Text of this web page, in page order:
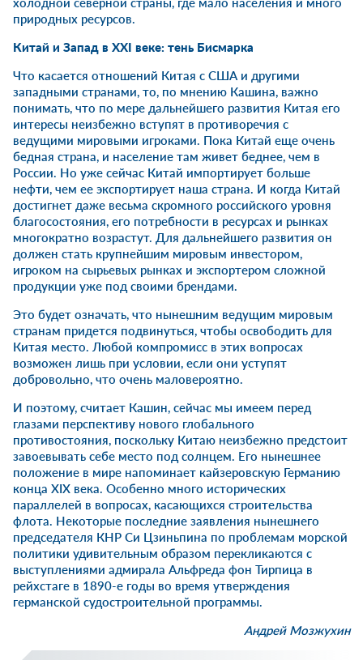
природных ресурсов.
Китай и Запад в XXI веке: тень Бисмарка
Что касается отношений Китая с США и другими
западными странами, то, по мнению Кашина, важно
понимать, что по мере дальнейшего развития Китая его
интересы неизбежно вступят в противоречия с
ведущими мировыми игроками. Пока Китай еще очень
бедная страна, и население там живет беднее, чем в
России. Но уже сейчас Китай импортирует больше
нефти, чем ее экспортирует наша страна. И когда Китай
достигнет даже весьма скромного российского уровня
благосостояния, его потребности в ресурсах и рынках
многократно возрастут. Для дальнейшего развития он
должен стать крупнейшим мировым инвестором,
игроком на сырьевых рынках и экспортером сложной
продукции уже под своими брендами.
Это будет означать, что нынешним ведущим мировым
странам придется подвинуться, чтобы освободить для
Китая место. Любой компромисс в этих вопросах
возможен лишь при условии, если они уступят
добровольно, что очень маловероятно.
И поэтому, считает Кашин, сейчас мы имеем перед
глазами перспективу нового глобального
противостояния, поскольку Китаю неизбежно предстоит
завоевывать себе место под солнцем. Его нынешнее
положение в мире напоминает кайзеровскую Германию
конца XIX века. Особенно много исторических
параллелей в вопросах, касающихся строительства
флота. Некоторые последние заявления нынешнего
председателя КНР Си Цзиньпина по проблемам морской
политики удивительным образом перекликаются с
выступлениями адмирала Альфреда фон Тирпица в
рейхстаге в 1890-е годы во время утверждения
германской судостроительной программы.
Андрей Мозжухин